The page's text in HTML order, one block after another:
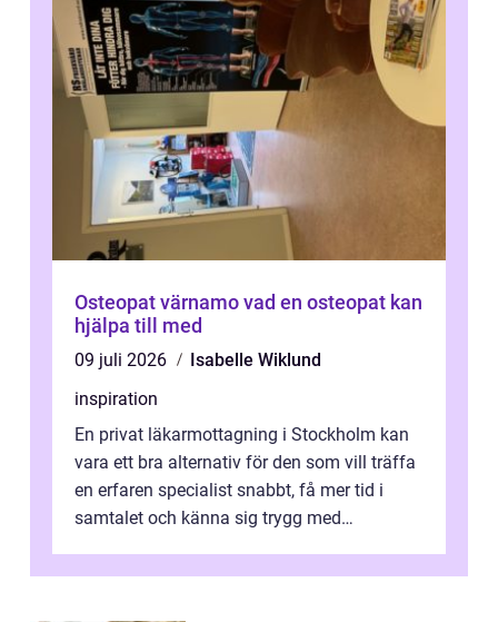
Osteopat värnamo vad en osteopat kan
hjälpa till med
09 juli 2026
Isabelle Wiklund
inspiration
En privat läkarmottagning i Stockholm kan
vara ett bra alternativ för den som vill träffa
en erfaren specialist snabbt, få mer tid i
samtalet och känna sig trygg med